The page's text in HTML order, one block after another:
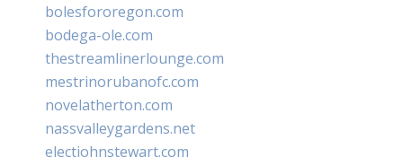
bolesfororegon.com
bodega-ole.com
thestreamlinerlounge.com
mestrinorubanofc.com
novelatherton.com
nassvalleygardens.net
electjohnstewart.com